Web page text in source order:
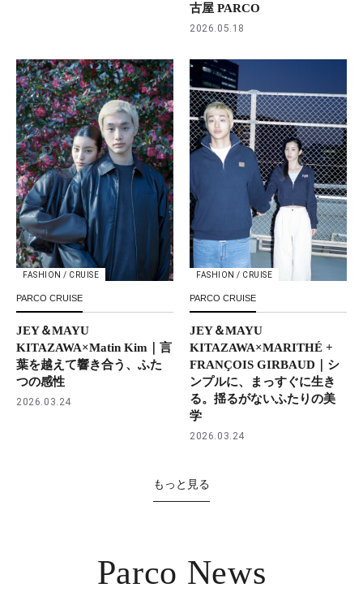
古屋 PARCO
2026.05.18
FASHION / CRUISE
PARCO CRUISE
JEY＆MAYU
KITAZAWA×Matin Kim｜言
葉を越えて響き合う、ふた
つの感性
2026.03.24
FASHION / CRUISE
PARCO CRUISE
JEY＆MAYU
KITAZAWA×MARITHÉ +
FRANÇOIS GIRBAUD｜シ
ンプルに、まっすぐに生き
る。揺るがないふたりの美
学
2026.03.24
もっと見る
Parco News